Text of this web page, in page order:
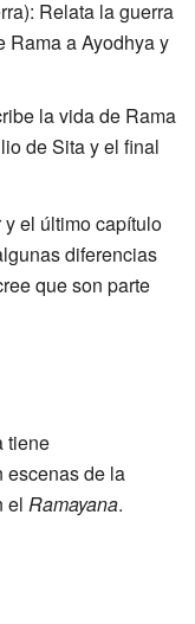
Relata la guerra
Rama a Ayodhya y
la vida de Rama
de Sita y el final
el último capítulo
diferencias
que son parte
tiene
escenas de la
el Ramayana.